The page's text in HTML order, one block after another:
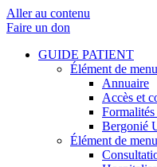
Aller au contenu
Faire un don
GUIDE PATIENT
Élément de menu
Annuaire
Accès et
Bergonié
Élément de menu